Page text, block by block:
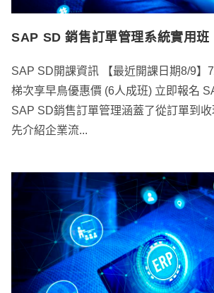
SAP SD 銷售訂單管理系統實用班
SAP SD開課資訊 【最近開課日期8/9】
梯次享早鳥優惠價 (6人成班) 立即報名
SAP SD銷售訂單管理涵蓋了從訂單到
先介紹企業流...